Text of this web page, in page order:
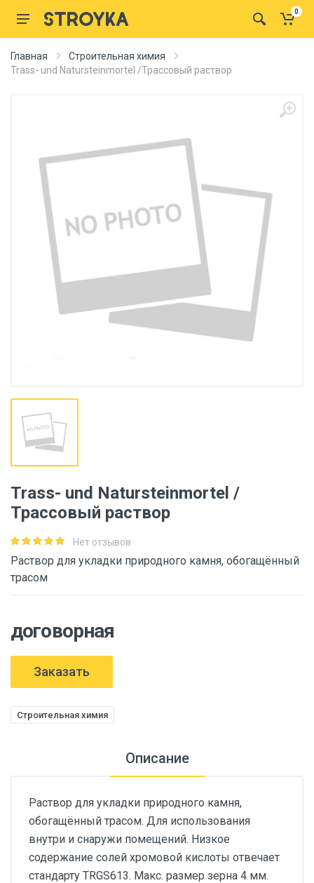
0
Главная
Строительная химия
Trass- und Natursteinmortel /Трассовый раствор
Trass- und Natursteinmortel /
Трассовый раствор
Нет отзывов
Раствор для укладки природного камня, обогащённый
трасом
договорная
Заказать
Строительная химия
Описание
Раствор для укладки природного камня,
обогащённый трасом. Для использования
внутри и снаружи помещений. Низкое
содержание солей хромовой кислоты отвечает
стандарту TRGS613. Макс. размер зерна 4 мм.